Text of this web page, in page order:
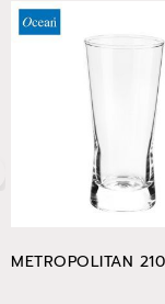
METROPOLITAN